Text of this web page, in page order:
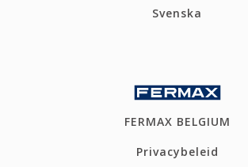
Svenska
FERMAX BELGIUM
Privacybeleid